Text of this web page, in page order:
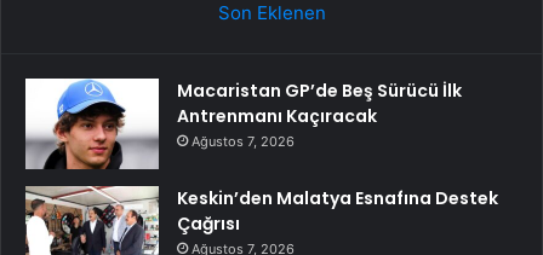
Son Eklenen
Macaristan GP’de Beş Sürücü İlk
Antrenmanı Kaçıracak
Ağustos 7, 2026
Keskin’den Malatya Esnafına Destek
Çağrısı
Ağustos 7, 2026